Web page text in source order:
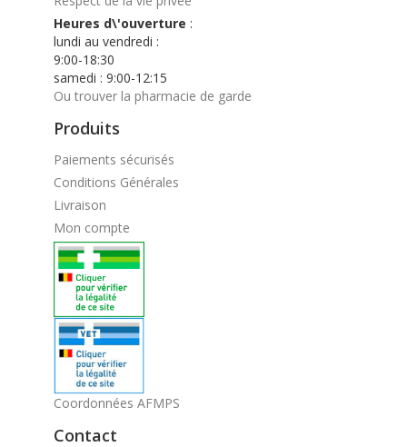
Heures d\'ouverture :
lundi au vendredi :
9:00-18:30
samedi : 9:00-12:15
Ou trouver la pharmacie de garde
Produits
Paiements sécurisés
Conditions Générales
Livraison
Mon compte
Coordonnées AFMPS
Contact